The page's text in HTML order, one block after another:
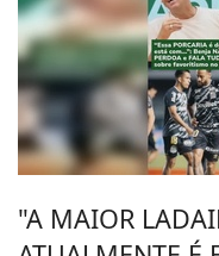
"A MAIOR